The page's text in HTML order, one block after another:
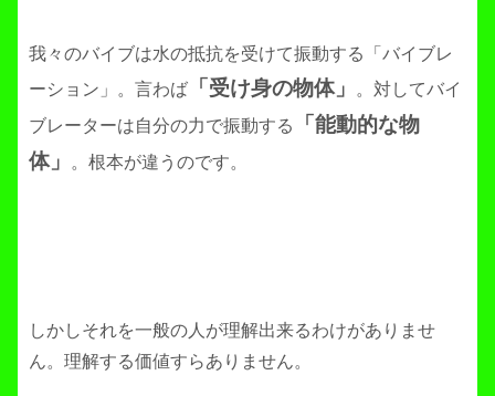
我々のバイブは水の抵抗を受けて振動する「バイブレ
ーション」。言わば
「受け身の物体」
。対してバイ
ブレーターは自分の力で振動する
「能動的な物
体」
。根本が違うのです。
しかしそれを一般の人が理解出来るわけがありませ
ん。理解する価値すらありません。